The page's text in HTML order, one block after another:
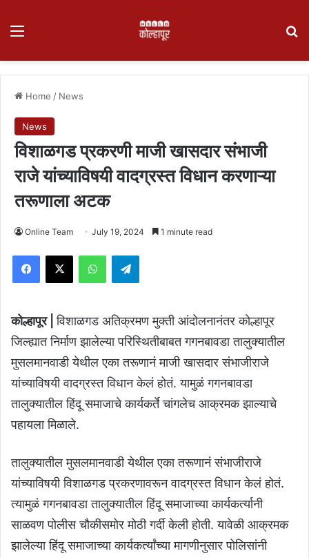
Menu
Home / News
News
विशाळगड प्रकरणी माजी खासदार संभाजी
राजे यांच्याविषयी वादग्रस्त विधान करणाऱ्या
तरूणाला अटक
Online Team July 19, 2024 1 minute read
Facebook
X WhatsAppTelegram
कोल्हापूर |विशाळगड अतिक्रमण मुक्ती आंदोलनानंतर कोल्हापूर
जिल्ह्यात निर्माण झालेल्या परिस्थितीबाबत गगनबावडा तालुक्यातील
मुसलमानवाडी येथील एका तरूणानं माजी खासदार संभाजीराजे
यांच्याविषयी वादग्रस्त विधान केलं होतं. यामुळं गगनबावडा
तालुक्यातील हिंदू समाजाचे कार्यकर्ते चांगलेच आक्रमक झाल्याचे
पहायला मिळाले.
तालुक्यातील मुसलमानवाडी येथील एका तरूणानं संभाजीराजे
यांच्याविषयी विशाळगड प्रकरणावरून वादग्रस्त विधान केलं होतं.
त्यामुळं गगनबावडा तालुक्यातील हिंदू समाजाच्या कार्यकर्त्यानी
साळवण पोलीस चौकीसमोर मोठी गर्दी केली होती. यावेळी आक्रमक
झालेल्या हिंदू समाजाच्या कार्यकर्त्यांच्या मागणीनुसार पोलिसांनी